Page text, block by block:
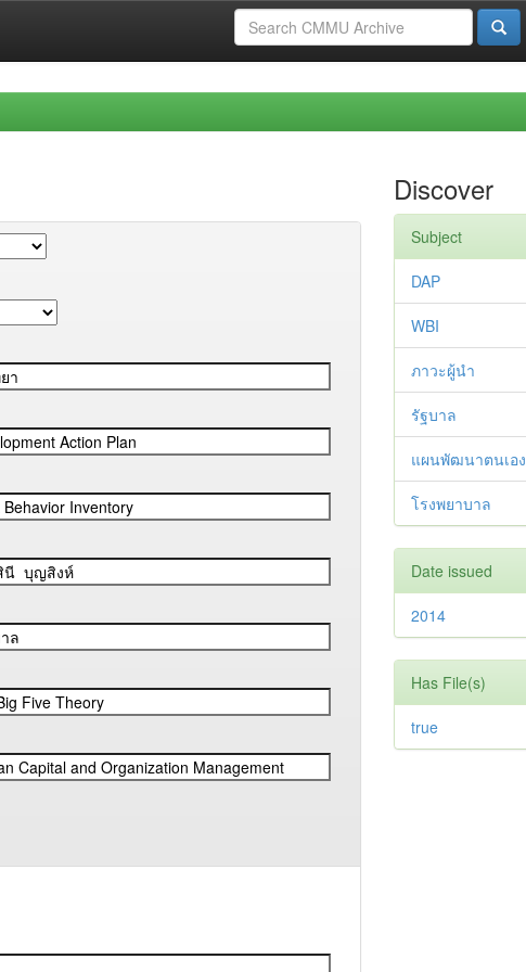
Discover
Subject
DAP
WBI
ภาวะผู้นำ
รัฐบาล
แผนพัฒนาตนเอง
โรงพยาบาล
Date issued
2014
Has File(s)
true